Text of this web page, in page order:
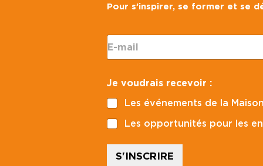
Pour s’inspirer, se former et se
o
d
-
m
a
i
l
J
E
-
m
i
*
Je voudrais recevoir :
Les événements de la
Les opportunités pour les
S'INSCRIRE